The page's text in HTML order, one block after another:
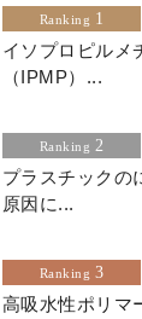
Ranking 1
イソプロピルメ
（IPMP）...
Ranking 2
プラスチックの
原因に...
Ranking 3
高吸水性ポリマ